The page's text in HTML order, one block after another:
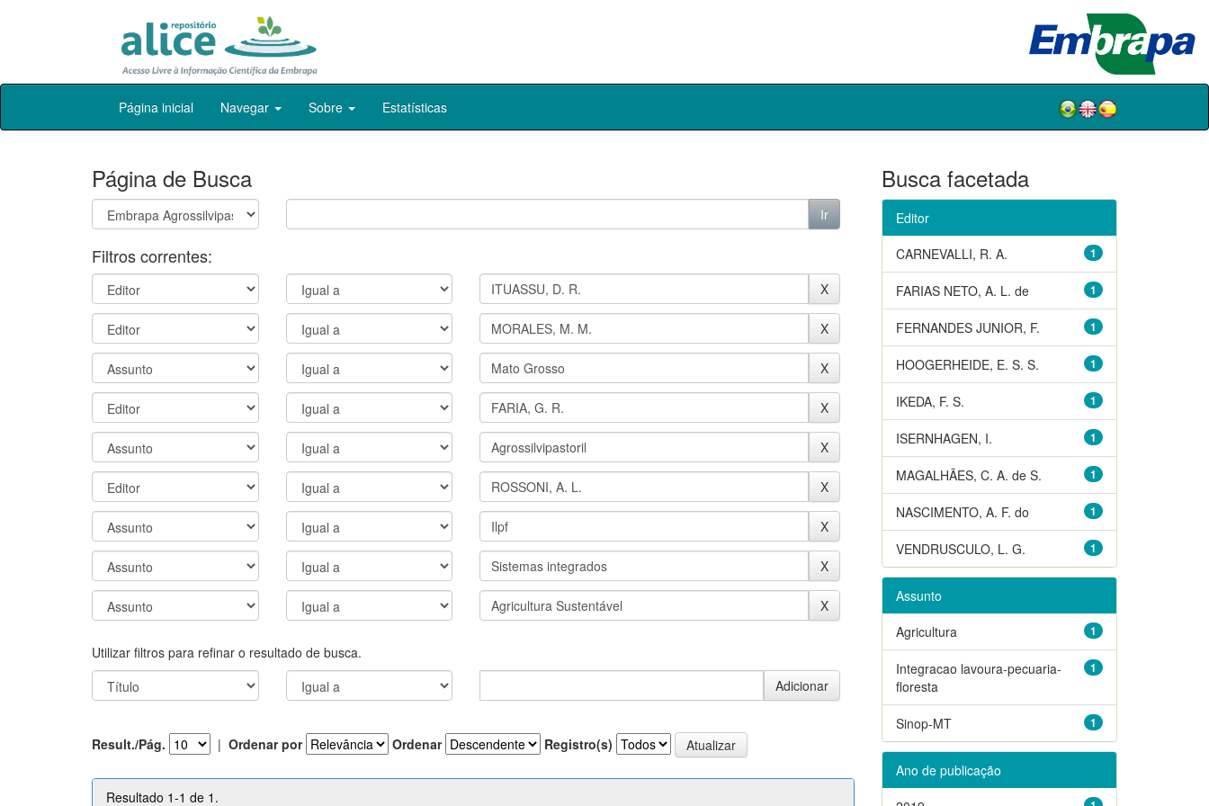
Skip
Página inicial Navegar Sobre Estatísticas
Página de Busca
Filtros correntes:
Utilizar filtros para refinar o resultado de busca.
Result./Pág. | Ordenar por Ordenar Registro(s)
Resultado 1-1 de 1.
Busca facetada
Editor
1
CARNEVALLI, R. A.
1
FARIAS NETO, A. L. de
1
FERNANDES JUNIOR, F.
1
HOOGERHEIDE, E. S. S.
1
IKEDA, F. S.
1
ISERNHAGEN, I.
1
MAGALHÃES, C. A. de S.
1
NASCIMENTO, A. F. do
1
VENDRUSCULO, L. G.
Assunto
1
Agricultura
1
Integracao lavoura-pecuaria-
floresta
1
Sinop-MT
Ano de publicação